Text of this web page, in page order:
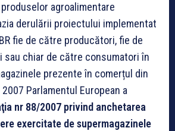
agroalimentare
derulării proiectului implementat
fie de către producători, fie de
chiar de către consumatori în
prezente în comerțul din
Parlamentul European a
nr 88/2007 privind anchetarea
exercitate de supermagazinele